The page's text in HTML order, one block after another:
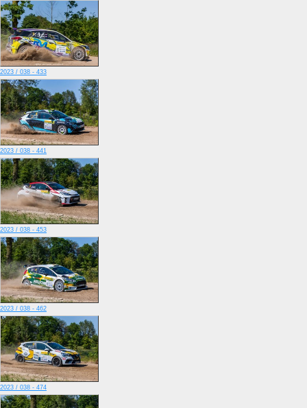
2023 / 038 - 433
2023 / 038 - 441
2023 / 038 - 453
2023 / 038 - 462
2023 / 038 - 474